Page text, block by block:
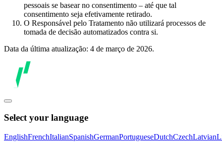
pessoais se basear no consentimento – até que tal
consentimento seja efetivamente retirado.
O Responsável pelo Tratamento não utilizará processos de
tomada de decisão automatizados contra si.
Data da última atualização: 4 de março de 2026.
Select your language
EnglishFrenchItalianSpanishGermanPortugueseDutchCzechLatvian